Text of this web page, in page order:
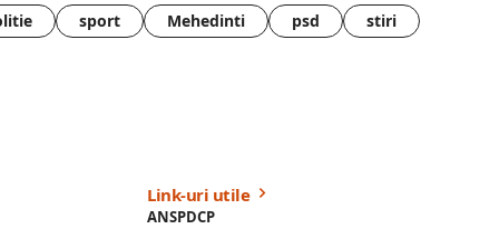
sport Mehedinti psd stiri
Link-uri utile
ANSPDCP